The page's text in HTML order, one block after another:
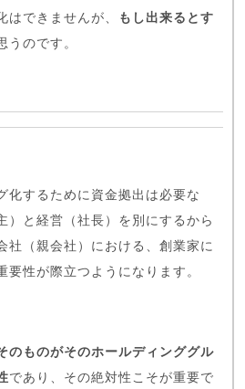
はできませんが、
もし出来るとす
うのです。
化するために資金拠出は必要な
）と経営（社長）を別にするから
社（親会社）における、創業家に
要性が際立つようになります。
のものがそのホールディンググル
であり、その絶対性こそが重要で